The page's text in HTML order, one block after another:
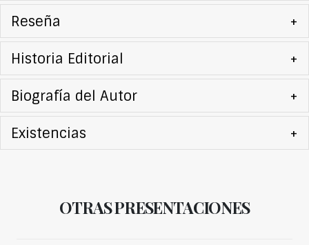
Reseña +
Historia Editorial +
Biografía del Autor +
Existencias +
OTRAS PRESENTACIONES